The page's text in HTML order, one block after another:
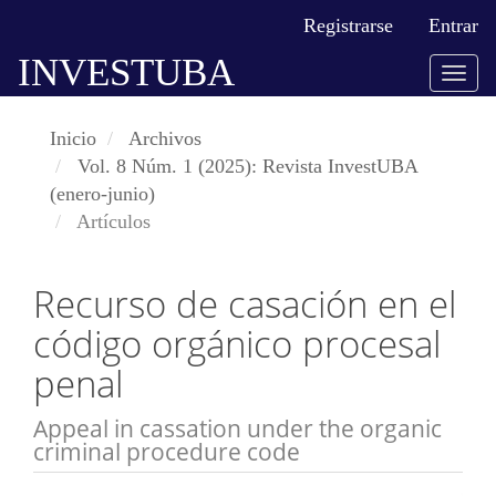
Contenido
principal
lateral
Registrarse Entrar
INVESTUBA
Inicio
Archivos
Vol. 8 Núm. 1 (2025): Revista InvestUBA
(enero-junio)
Artículos
Recurso de casación en el
código orgánico procesal
penal
Appeal in cassation under the organic
criminal procedure code